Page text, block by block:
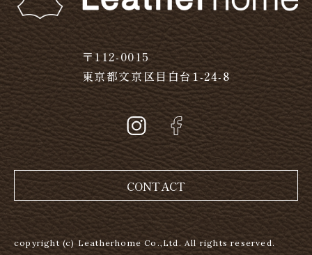
〒112-0015
東京都文京区目白台1-24-8
CONTACT
copyright (c) Leatherhome Co.,Ltd. All rights reserved.